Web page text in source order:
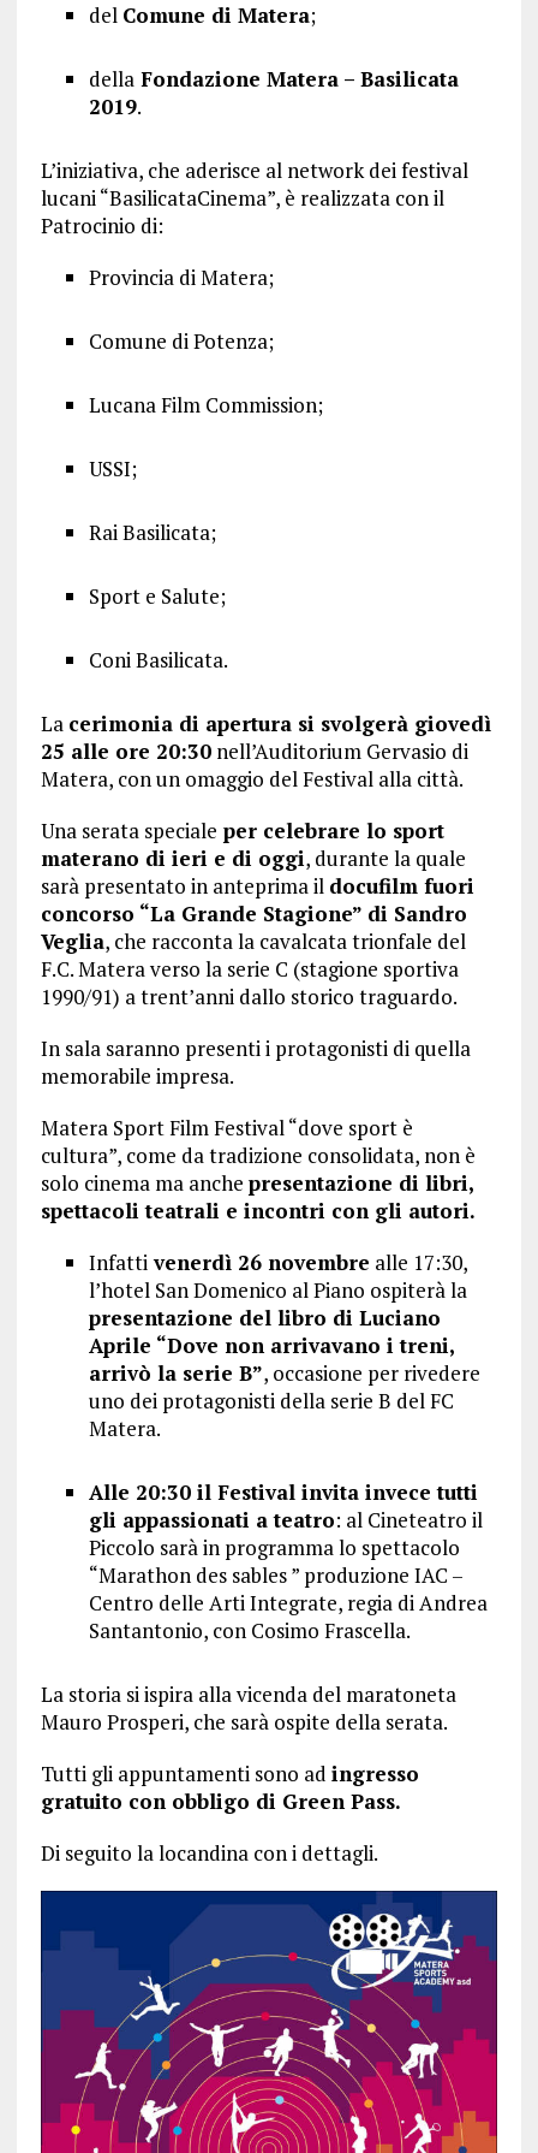
del Comune di Matera;
dellaFondazione Matera – Basilicata
2019.
L’iniziativa, che aderisce al network dei festival
lucani “BasilicataCinema”, è realizzata con il
Patrocinio di:
Provincia di Matera;
Comune di Potenza;
Lucana Film Commission;
USSI;
Rai Basilicata;
Sport e Salute;
Coni Basilicata.
La cerimonia di apertura si svolgerà giovedì
25 alle ore 20:30nell’Auditorium Gervasio di
Matera, con un omaggio del Festival alla città.
Una serata speciale per celebrare lo sport
materano di ieri e di oggi, durante la quale
sarà presentato in anteprima il docufilm fuori
concorso “La Grande Stagione” di Sandro
Veglia, che racconta la cavalcata trionfale del
F.C. Matera verso la serie C (stagione sportiva
1990/91) a trent’anni dallo storico traguardo.
In sala saranno presenti i protagonisti di quella
memorabile impresa.
Matera Sport Film Festival “dove sport è
cultura”, come da tradizione consolidata, non è
solo cinema ma anche presentazione di libri,
spettacoli teatrali e incontri con gli autori.
Infattivenerdì 26 novembre alle 17:30,
l’hotel San Domenico al Piano ospiterà la
presentazione del libro di Luciano
Aprile “Dove non arrivavano i treni,
arrivò la serie B”, occasione per rivedere
uno dei protagonisti della serie B del FC
Matera.
Alle 20:30 il Festival invita invece tutti
gli appassionati a teatro: al Cineteatro il
Piccolo sarà in programma lo spettacolo
“Marathon des sables ” produzione IAC –
Centro delle Arti Integrate, regia di Andrea
Santantonio, con Cosimo Frascella.
La storia si ispira alla vicenda del maratoneta
Mauro Prosperi, che sarà ospite della serata.
Tutti gli appuntamenti sono ad ingresso
gratuito con obbligo di Green Pass.
Di seguito la locandina con i dettagli.